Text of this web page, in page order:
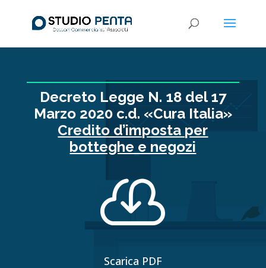
Decreto Legge N. 18 del 17
Marzo 2020 c.d. «Cura Italia»
Credito d’imposta per
botteghe e negozi

Scarica PDF